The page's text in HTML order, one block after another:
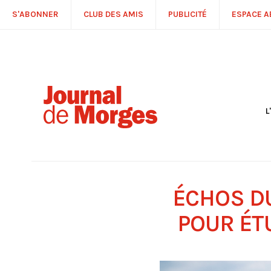
S'ABONNER CLUB DES AMIS PUBLICITÉ ESPACE
ÉCHOS
POUR